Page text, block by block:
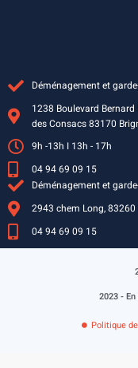
Déménagement et
1238 Boulevard Bernard
des Consacs 83170
9h -13h I 13h - 17h
04 94 69 09 15
Déménagement et
2943 chem Long, 83260
04 94 69 09 15
2023 -
Politique